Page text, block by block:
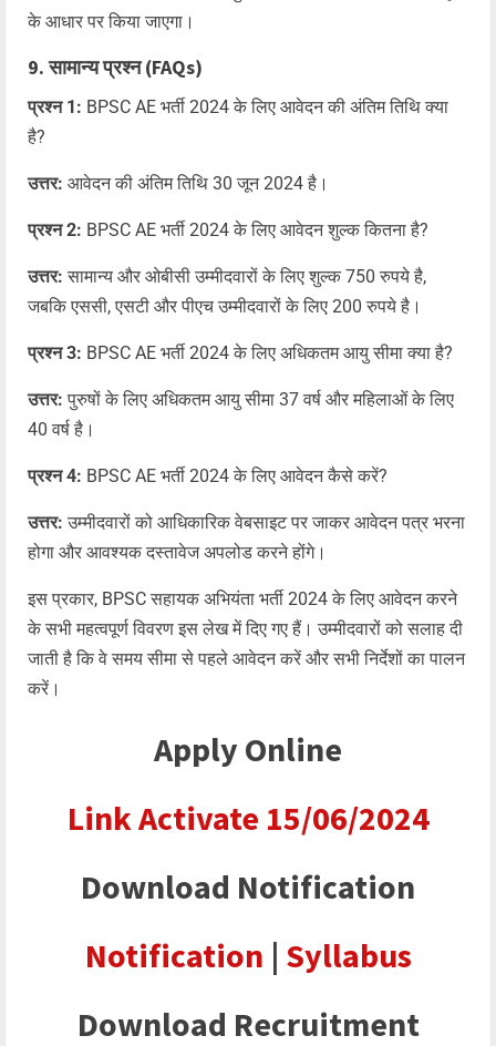
के आधार पर किया जाएगा।
9. सामान्य प्रश्न (FAQs)
प्रश्न 1: BPSC AE भर्ती 2024 के लिए आवेदन की अंतिम तिथि क्या
है?
उत्तर: आवेदन की अंतिम तिथि 30 जून 2024 है।
प्रश्न 2: BPSC AE भर्ती 2024 के लिए आवेदन शुल्क कितना है?
उत्तर: सामान्य और ओबीसी उम्मीदवारों के लिए शुल्क 750 रुपये है,
जबकि एससी, एसटी और पीएच उम्मीदवारों के लिए 200 रुपये है।
प्रश्न 3: BPSC AE भर्ती 2024 के लिए अधिकतम आयु सीमा क्या है?
उत्तर: पुरुषों के लिए अधिकतम आयु सीमा 37 वर्ष और महिलाओं के लिए
40 वर्ष है।
प्रश्न 4: BPSC AE भर्ती 2024 के लिए आवेदन कैसे करें?
उत्तर: उम्मीदवारों को आधिकारिक वेबसाइट पर जाकर आवेदन पत्र भरना
होगा और आवश्यक दस्तावेज अपलोड करने होंगे।
इस प्रकार, BPSC सहायक अभियंता भर्ती 2024 के लिए आवेदन करने
के सभी महत्वपूर्ण विवरण इस लेख में दिए गए हैं। उम्मीदवारों को सलाह दी
जाती है कि वे समय सीमा से पहले आवेदन करें और सभी निर्देशों का पालन
करें।
Apply Online
Link Activate 15/06/2024
Download Notification
Notification | Syllabus
Download Recruitment